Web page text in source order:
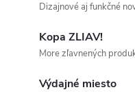
Dizajnové aj funkčné
Kopa ZLIAV!
More zľavnených
Výdajné miesto